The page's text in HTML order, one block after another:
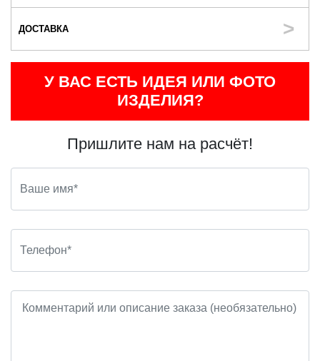
ДОСТАВКА
У ВАС ЕСТЬ ИДЕЯ ИЛИ ФОТО
ИЗДЕЛИЯ?
Пришлите нам на расчёт!